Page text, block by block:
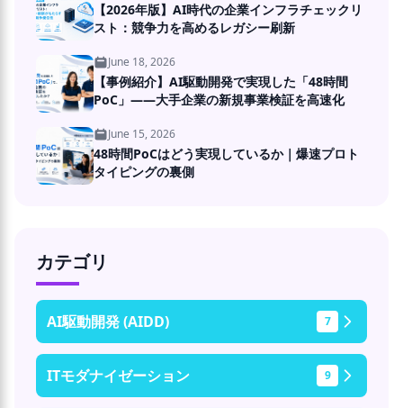
【2026年版】AI時代の企業インフラチェックリ
スト：競争力を高めるレガシー刷新
June 18, 2026
【事例紹介】AI駆動開発で実現した「48時間
PoC」――大手企業の新規事業検証を高速化
June 15, 2026
48時間PoCはどう実現しているか｜爆速プロト
タイピングの裏側
カテゴリ
AI駆動開発 (AIDD) 7
ITモダナイゼーション 9